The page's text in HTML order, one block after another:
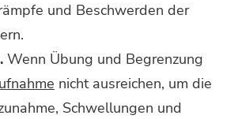
und Beschwerden der
Wenn Übung und Begrenzung
nicht ausreichen, um die
Schwellungen und